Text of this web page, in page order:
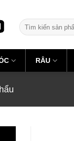
Tìm
kiếm:
RÂU